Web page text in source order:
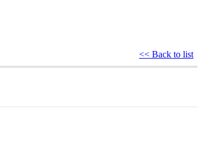
<< Back to list